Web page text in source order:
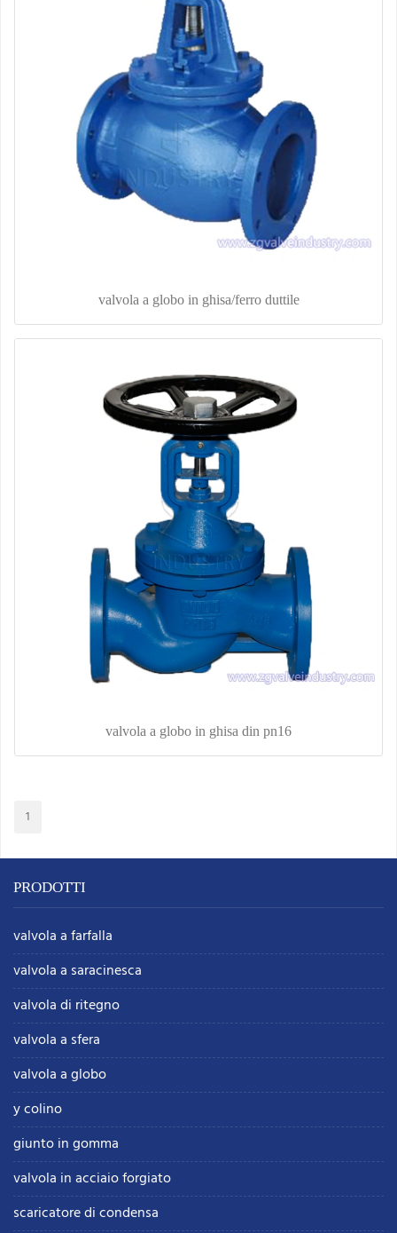
valvola a globo in ghisa/ferro duttile
valvola a globo in ghisa din pn16
1
PRODOTTI
valvola a farfalla
valvola a saracinesca
valvola di ritegno
valvola a sfera
valvola a globo
y colino
giunto in gomma
valvola in acciaio forgiato
scaricatore di condensa